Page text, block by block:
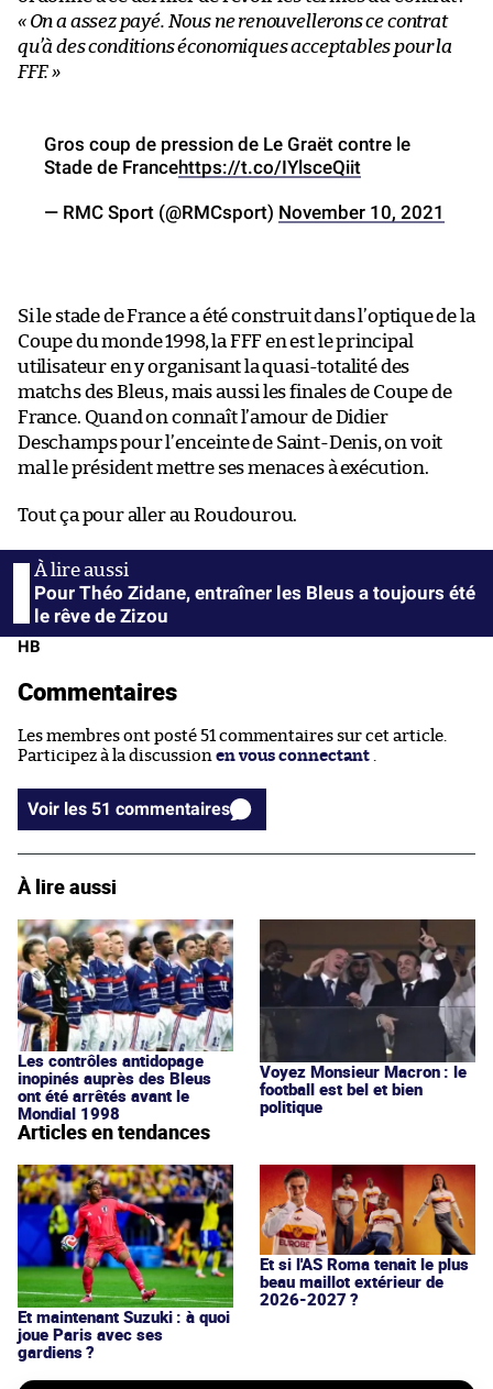
« On a assez payé. Nous ne renouvellerons ce contrat
qu’à des conditions économiques acceptables pour la
FFF. »
Gros coup de pression de Le Graët contre le
Stade de Francehttps://t.co/IYlsceQiit
— RMC Sport (@RMCsport) November 10, 2021
Si le stade de France a été construit dans l’optique de la
Coupe du monde 1998, la FFF en est le principal
utilisateur en y organisant la quasi-totalité des
matchs des Bleus, mais aussi les finales de Coupe de
France. Quand on connaît l’amour de Didier
Deschamps pour l’enceinte de Saint-Denis, on voit
mal le président mettre ses menaces à exécution.
Tout ça pour aller au Roudourou.
Pour Théo Zidane, entraîner les Bleus a toujours été
le rêve de Zizou
HB
Commentaires
Les membres ont posté 51 commentaires sur cet article.
Participez à la discussion en vous connectant
Voir les 51 commentaires
À lire aussi
Les contrôles antidopage
inopinés auprès des Bleus
ont été arrêtés avant le
Mondial 1998
Voyez Monsieur Macron : le
football est bel et bien
politique
Articles en tendances
Et maintenant Suzuki : à quoi
joue Paris avec ses
gardiens ?
Et si l'AS Roma tenait le plus
beau maillot extérieur de
2026-2027 ?